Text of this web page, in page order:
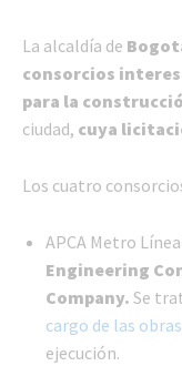
La alcaldía de
consorcios
para la
ciudad, cuya
Los cuatro
APCA Metro
Engineering
Company. Se
cargo de las
ejecución.